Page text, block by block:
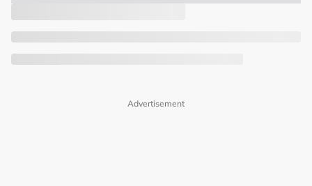
Advertisement